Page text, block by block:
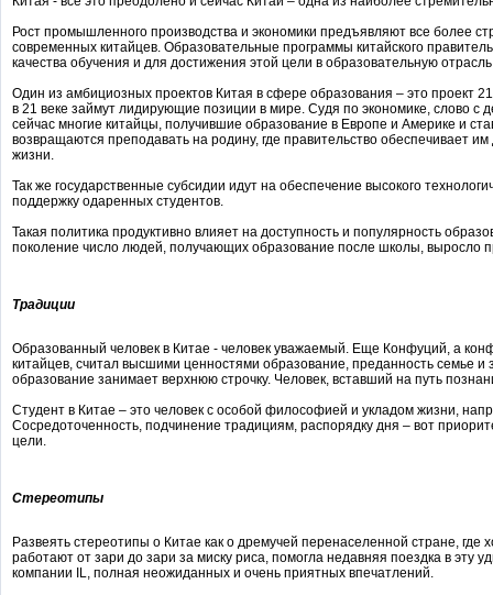
Рост промышленного производства и экономики предъявляют все более
современных китайцев. Образовательные программы китайского
качества обучения и для достижения этой цели в образовательную
Один из амбициозных проектов Китая в сфере образования – это проект
в 21 веке займут лидирующие позиции в мире. Судя по экономике, слово с
сейчас многие китайцы, получившие образование в Европе и Америке и
возвращаются преподавать на родину, где правительство обеспечивает
жизни.
Так же государственные субсидии идут на обеспечение высокого
поддержку одаренных студентов.
Такая политика продуктивно влияет на доступность и популярность
поколение число людей, получающих образование после школы, выросло
Традиции
Образованный человек в Китае - человек уважаемый. Еще Конфуций, а
китайцев, считал высшими ценностями образование, преданность семье
образование занимает верхнюю строчку. Человек, вставший на путь
Студент в Китае – это человек с особой философией и укладом жизни,
Сосредоточенность, подчинение традициям, распорядку дня – вот
цели.
Стереотипы
Развеять стереотипы о Китае как о дремучей перенаселенной стране,
работают от зари до зари за миску риса, помогла недавняя поездка в эту
компании IL, полная неожиданных и очень приятных впечатлений.